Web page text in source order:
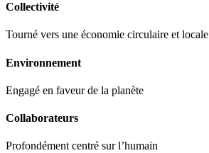
Collectivité
Tourné vers une économie circulaire et locale
Environnement
Engagé en faveur de la planète
Collaborateurs
Profondément centré sur l’humain